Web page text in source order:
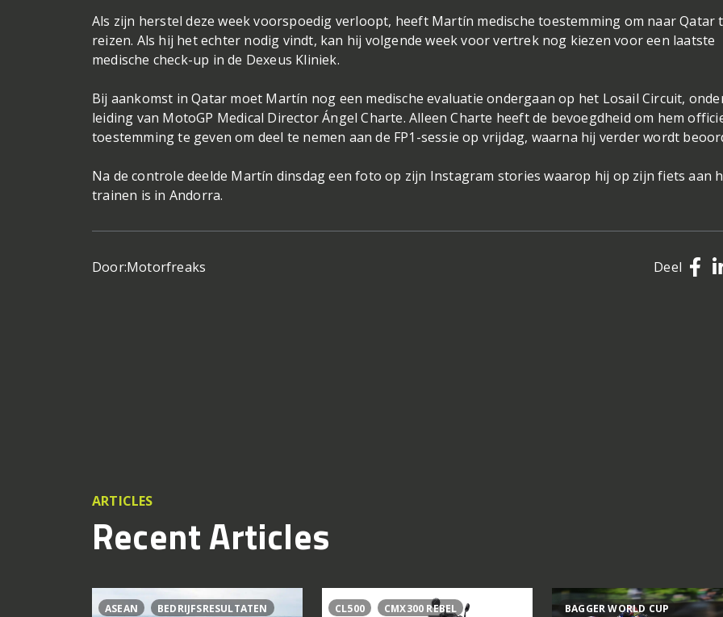
Als zijn herstel deze week voorspoedig verloopt, heeft Martín medische toestemming om naar Qatar
reizen. Als hij het echter nodig vindt, kan hij volgende week voor vertrek nog kiezen voor een laatste
medische check-up in de Dexeus Kliniek.
Bij aankomst in Qatar moet Martín nog een medische evaluatie ondergaan op het Losail Circuit,
leiding van MotoGP Medical Director Ángel Charte. Alleen Charte heeft de bevoegdheid om hem
toestemming te geven om deel te nemen aan de FP1-sessie op vrijdag, waarna hij verder wordt
Na de controle deelde Martín dinsdag een foto op zijn Instagram stories waarop hij op zijn fiets aan
trainen is in Andorra.
Door:Motorfreaks Deel
ARTICLES
Recent Articles
ASEAN BEDRIJFSRESULTATEN CL500 CMX300 REBEL
BAGGER WORLD CUP